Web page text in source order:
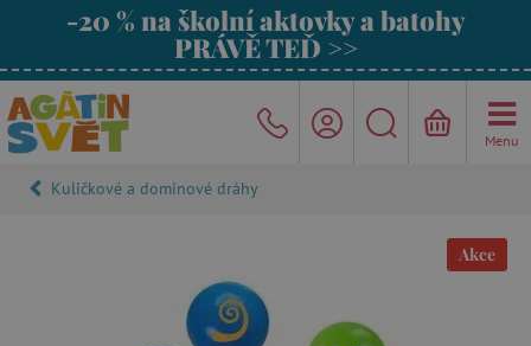
-20 % na školní aktovky a batohy
PRÁVĚ TEĎ >>
Menu
Kuličkové a dominové dráhy
Akce